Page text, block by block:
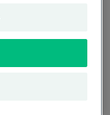
Purificante